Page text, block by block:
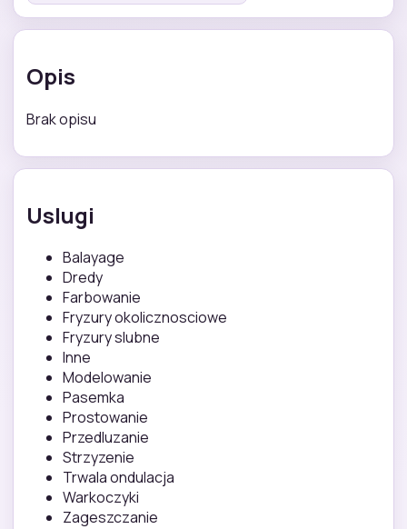
Opis
Brak opisu
Uslugi
Balayage
Dredy
Farbowanie
Fryzury okolicznosciowe
Fryzury slubne
Inne
Modelowanie
Pasemka
Prostowanie
Przedluzanie
Strzyzenie
Trwala ondulacja
Warkoczyki
Zageszczanie